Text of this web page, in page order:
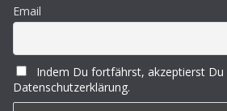
Email
Indem Du fortfährst, akzeptierst Du
Datenschutzerklärung.